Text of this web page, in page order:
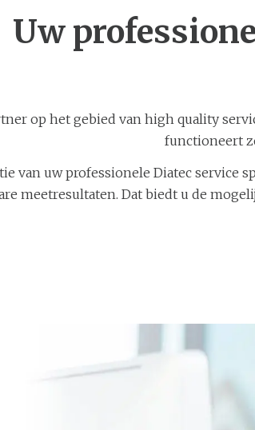
Uw
op het gebied van high quality
functioneert
van uw professionele Diatec service
meetresultaten. Dat biedt u de